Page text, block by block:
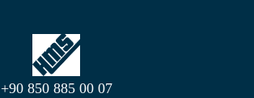
+90 850 885 00 07